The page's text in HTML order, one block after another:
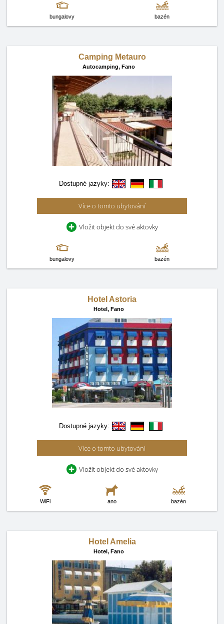
bungalovy bazén
Camping Metauro
Autocamping, Fano
Dostupné jazyky:
Více o tomto ubytování
Vložit objekt do své aktovky
bungalovy bazén
Hotel Astoria
Hotel, Fano
Dostupné jazyky:
Více o tomto ubytování
Vložit objekt do své aktovky
WiFi ano bazén
Hotel Amelia
Hotel, Fano